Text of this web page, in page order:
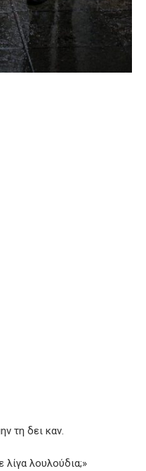
τη δει καν.
λίγα λουλούδια;»